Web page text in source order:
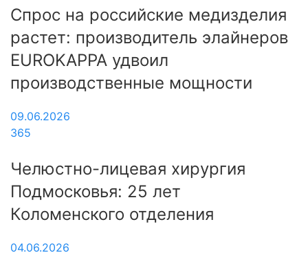
Спрос на российские медизделия
растет: производитель элайнеров
EUROKAPPA удвоил
производственные мощности
09.06.2026
365
Челюстно-лицевая хирургия
Подмосковья: 25 лет
Коломенского отделения
04.06.2026